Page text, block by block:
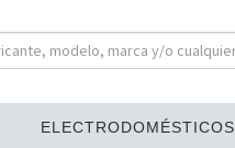
ELECTRODOMÉSTICOS